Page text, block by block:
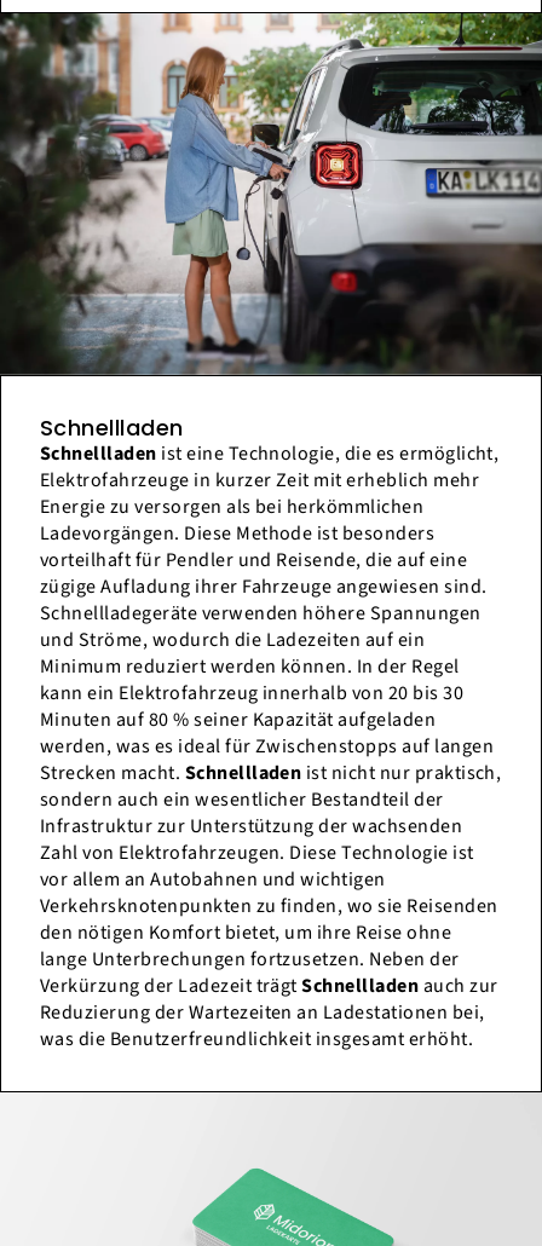
Schnellladen
Schnellladen ist eine Technologie, die es ermöglicht,
Elektrofahrzeuge in kurzer Zeit mit erheblich mehr
Energie zu versorgen als bei herkömmlichen
Ladevorgängen. Diese Methode ist besonders
vorteilhaft für Pendler und Reisende, die auf eine
zügige Aufladung ihrer Fahrzeuge angewiesen sind.
Schnellladegeräte verwenden höhere Spannungen
und Ströme, wodurch die Ladezeiten auf ein
Minimum reduziert werden können. In der Regel
kann ein Elektrofahrzeug innerhalb von 20 bis 30
Minuten auf 80 % seiner Kapazität aufgeladen
werden, was es ideal für Zwischenstopps auf langen
Strecken macht. Schnellladen ist nicht nur praktisch,
sondern auch ein wesentlicher Bestandteil der
Infrastruktur zur Unterstützung der wachsenden
Zahl von Elektrofahrzeugen. Diese Technologie ist
vor allem an Autobahnen und wichtigen
Verkehrsknotenpunkten zu finden, wo sie Reisenden
den nötigen Komfort bietet, um ihre Reise ohne
lange Unterbrechungen fortzusetzen. Neben der
Verkürzung der Ladezeit trägtSchnellladenauch zur
Reduzierung der Wartezeiten an Ladestationen bei,
was die Benutzerfreundlichkeit insgesamt erhöht.